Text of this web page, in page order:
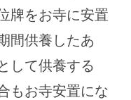
牌をお寺に安置
間供養したあ
して供養する
もお寺安置にな